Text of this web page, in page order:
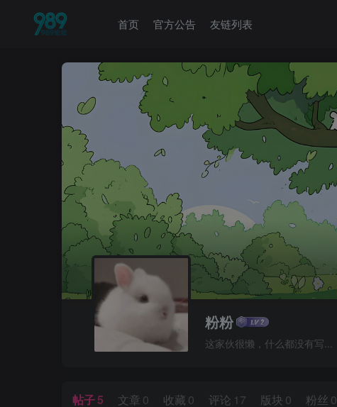
首页 官方公告 友链列表
粉粉
这家伙很懒，什么都没有写...
帖子5 文章 0 收藏 0 评论 17 版块 0 粉丝 0